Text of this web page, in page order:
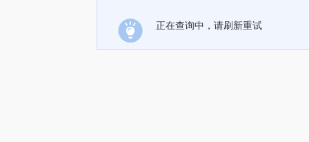
正在查询中，请刷新重试